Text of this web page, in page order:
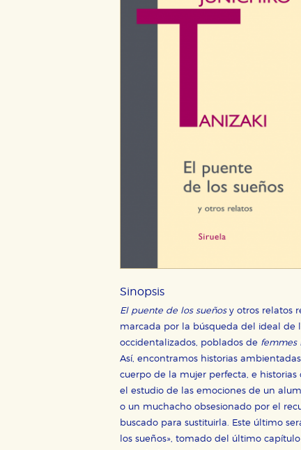
Sinopsis
El puente de los sueñosy otros relatos
marcada por la búsqueda del ideal
occidentalizados, poblados de femmes
Así, encontramos historias
cuerpo de la mujer perfecta, e
el estudio de las emociones de un
o un muchacho obsesionado por el
buscado para sustituirla. Este último
los sueños», tomado del último